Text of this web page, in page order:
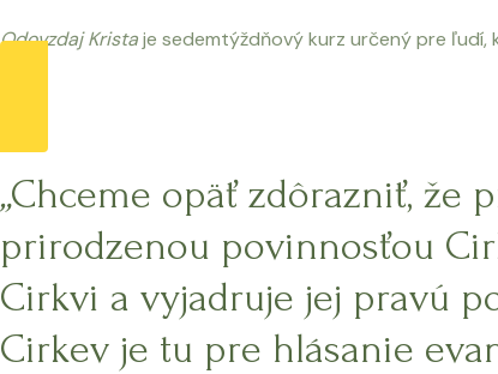
Odovzdaj Kristaje sedemtýždňový kurz určený pre ľudí,
„Chceme opäť zdôrazniť, že
prirodzenou povinnosťou
Cirkvi a vyjadruje jej pravú
Cirkev je tu pre hlásanie